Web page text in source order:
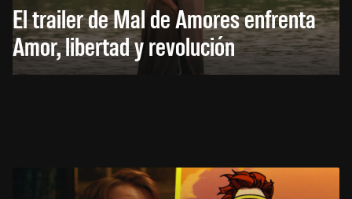
El trailer de Mal de Amores enfrenta
Amor, libertad y revolución